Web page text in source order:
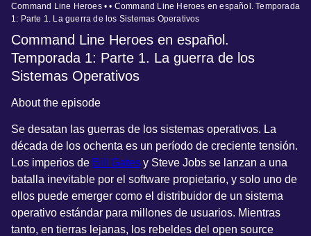
Command Line Heroes • • Command Line Heroes en español. Temporada
1: Parte 1. La guerra de los Sistemas Operativos
Command Line Heroes en español.
Temporada 1: Parte 1. La guerra de los
Sistemas Operativos
About the episode
Se desatan las guerras de los sistemas operativos. La
década de los ochenta es un período de creciente tensión.
Los imperios de Bill Gates y Steve Jobs se lanzan a una
batalla inevitable por el software propietario, y solo uno de
ellos puede emerger como el distribuidor de un sistema
operativo estándar para millones de usuarios. Mientras
tanto, en tierras lejanas, los rebeldes del open source